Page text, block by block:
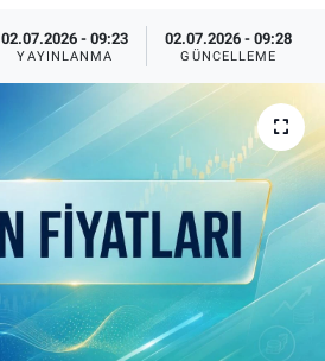
02.07.2026 - 09:23
YAYINLANMA
02.07.2026 - 09:28
GÜNCELLEME